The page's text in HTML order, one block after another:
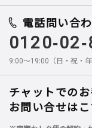
電話問い合
0120-02-
9:00～19:00（日・祝・年
チャットでのお
お問い合せは